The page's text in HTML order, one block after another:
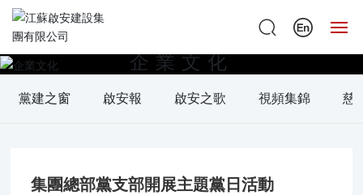
首
企業文化
黨建之窗 啟安報 啟安之歌 視頻集錦 慈
集團總部黨支部開展主題黨日活動